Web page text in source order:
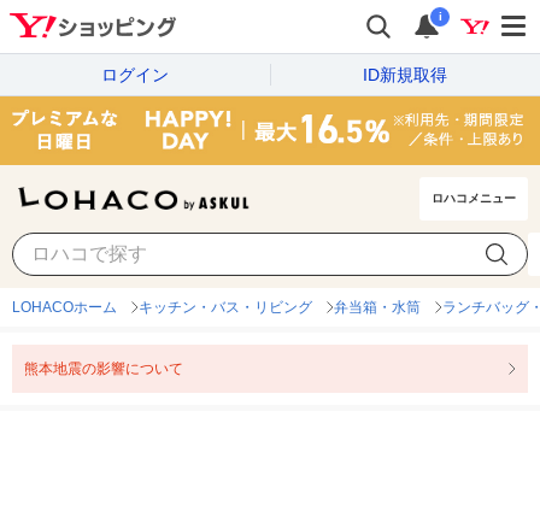
i
ログイン ID新規取得
ロハコメニュー
LOHACOホーム キッチン・バス・リビング 弁当箱・水筒 ランチバッグ
熊本地震の影響について